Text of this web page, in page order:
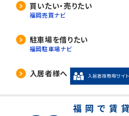
買いたい・売りたい
福岡売買ナビ
駐車場を借りたい
福岡駐車場ナビ
入居者様へ